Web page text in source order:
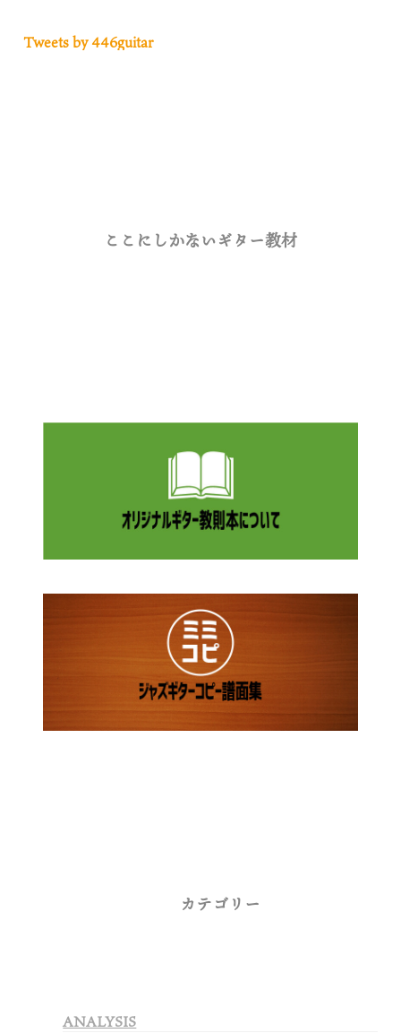
Tweets by 446guitar
ここにしかないギター教材
カテゴリー
ANALYSIS